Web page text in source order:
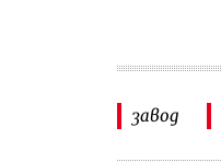
завод